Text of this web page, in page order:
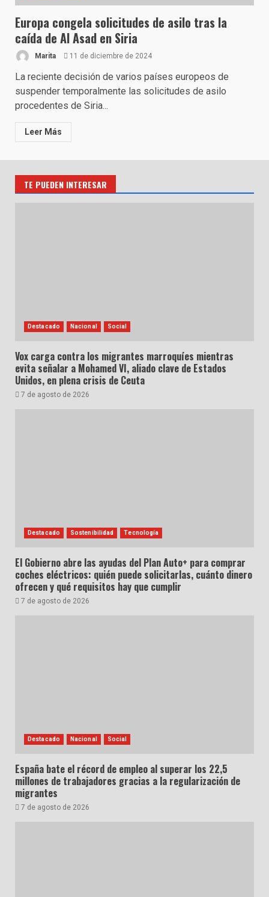
Europa congela solicitudes de asilo tras la
caída de Al Asad en Siria
Marita 11 de diciembre de 2024
La reciente decisión de varios países europeos de
suspender temporalmente las solicitudes de asilo
procedentes de Siria...
Leer Más
TE PUEDEN INTERESAR
Destacado Nacional Social
Vox carga contra los migrantes marroquíes mientras
evita señalar a Mohamed VI, aliado clave de Estados
Unidos, en plena crisis de Ceuta
7 de agosto de 2026
Destacado Sostenibilidad Tecnología
El Gobierno abre las ayudas del Plan Auto+ para comprar
coches eléctricos: quién puede solicitarlas, cuánto dinero
ofrecen y qué requisitos hay que cumplir
7 de agosto de 2026
Destacado Nacional Social
España bate el récord de empleo al superar los 22,5
millones de trabajadores gracias a la regularización de
migrantes
7 de agosto de 2026